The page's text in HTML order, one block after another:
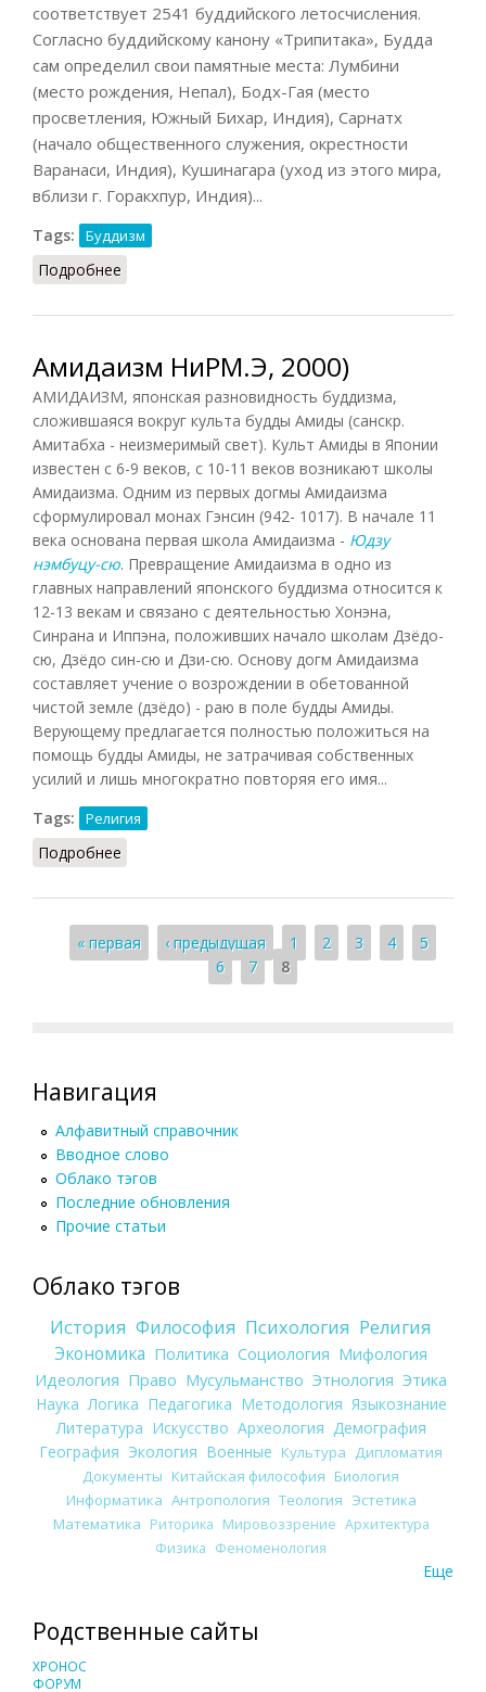
соответствует 2541 буддийского летосчисления.
Согласно буддийскому канону «Трипитака», Будда
сам определил свои памятные места: Лумбини
(место рождения, Непал), Бодх-Гая (место
просветления, Южный Бихар, Индия), Сарнатх
(начало общественного служения, окрестности
Варанаси, Индия), Кушинагара (уход из этого мира,
вблизи г. Горакхпур, Индия)...
Tags: Буддизм
Подробнее
Амидаизм НиРМ.Э, 2000)
АМИДАИЗМ, японская разновидность буддизма,
сложившаяся вокруг культа будды Амиды (санскр.
Амитабха - неизмеримый свет). Культ Амиды в Японии
известен с 6-9 веков, с 10-11 веков возникают школы
Амидаизма. Одним из первых догмы Амидаизма
сформулировал монах Гэнсин (942- 1017). В начале 11
века основана первая школа Амидаизма - Юдзу
нэмбуцу-сю. Превращение Амидаизма в одно из
главных направлений японского буддизма относится к
12-13 векам и связано с деятельностью Хонэна,
Синрана и Иппэна, положивших начало школам Дзёдо-
сю, Дзёдо син-сю и Дзи-сю. Основу догм Амидаизма
составляет учение о возрождении в обетованной
чистой земле (дзёдо) - раю в поле будды Амиды.
Верующему предлагается полностью положиться на
помощь будды Амиды, не затрачивая собственных
усилий и лишь многократно повторяя его имя...
Tags:
Религия
Подробнее
Страницы
« первая ‹ предыдущая 1 2 3 4
5
6
7 8
Навигация
Алфавитный справочник
Вводное слово
Облако тэгов
Последние обновления
Прочие статьи
Облако тэгов
История Философия Психология Религия
Экономика Политика Социология Мифология
Идеология Право Мусульманство Этнология Этика
Наука Логика Педагогика Методология Языкознание
Литература Искусство Археология Демография
География Экология Военные Культура
Дипломатия
Документы Китайская философия Биология
Информатика Антропология Теология Эстетика
Математика Риторика Мировоззрение Архитектура
Физика Феноменология
Еще
Родственные сайты
ХРОНОС
ФОРУМ